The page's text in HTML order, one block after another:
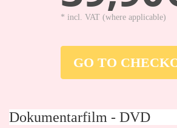
* incl. VAT (where applicable)
GO TO
Dokumentarfilm - DVD